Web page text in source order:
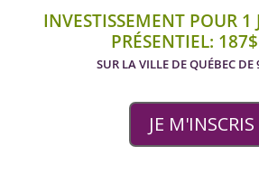
INVESTISSEMENT POUR 1
PRÉSENTIEL:
SUR LA VILLE DE QUÉBEC DE
JE M'INSCRIS